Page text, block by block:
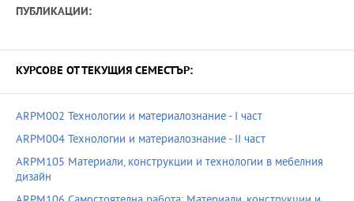
ПУБЛИКАЦИИ:
КУРСОВЕ ОТ ТЕКУЩИЯ СЕМЕСТЪР:
ARPM002 Технологии и материалознание - I част
ARPM004 Технологии и материалознание - II част
ARPM105 Материали, конструкции и технологии в мебелния
дизайн